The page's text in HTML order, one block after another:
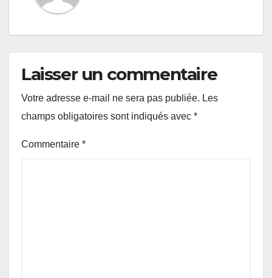
Laisser un commentaire
Votre adresse e-mail ne sera pas publiée. Les
champs obligatoires sont indiqués avec *
Commentaire *